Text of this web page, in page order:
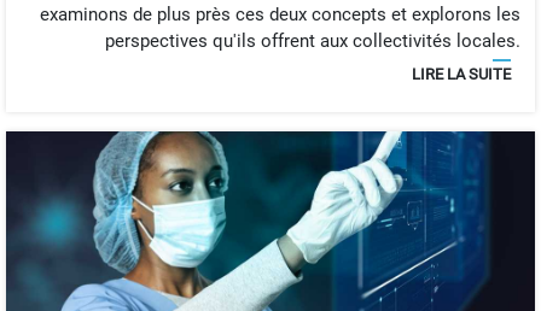
examinons de plus près ces deux concepts et explorons les
perspectives qu'ils offrent aux collectivités locales.
LIRE LA SUITE